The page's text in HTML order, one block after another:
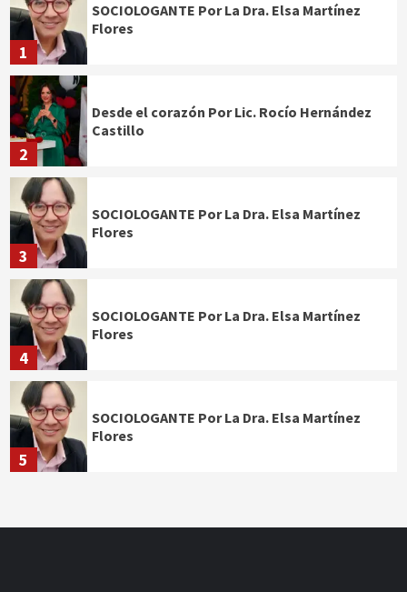
1
SOCIOLOGANTE Por La Dra. Elsa Martínez
Flores
2
Desde el corazón Por Lic. Rocío Hernández
Castillo
3
SOCIOLOGANTE Por La Dra. Elsa Martínez
Flores
4
SOCIOLOGANTE Por La Dra. Elsa Martínez
Flores
5
SOCIOLOGANTE Por La Dra. Elsa Martínez
Flores